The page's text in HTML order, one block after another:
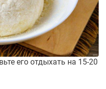
его отдыхать на 15-20